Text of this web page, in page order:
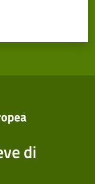
di